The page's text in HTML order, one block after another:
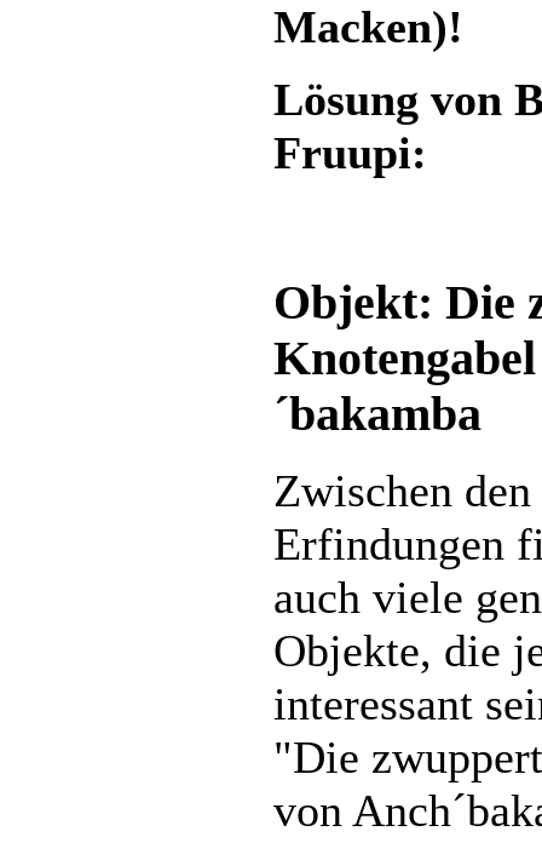
Macken)!
Lösung von
Fruupi:
Objekt: Die
´bakamba
Zwischen
Erfindungen
auch viele
Objekte, die
interessant
"Die
von